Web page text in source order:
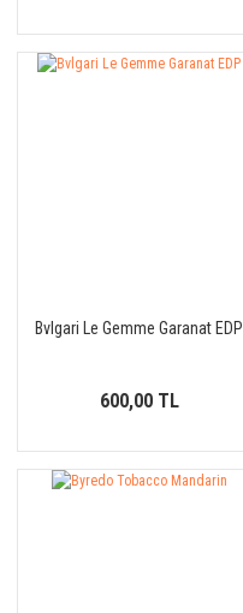
Bvlgari Le Gemme Garanat EDP
600,00 TL